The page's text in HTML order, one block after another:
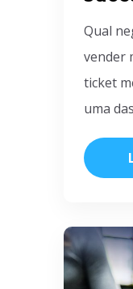
Qual
vender
ticket
uma